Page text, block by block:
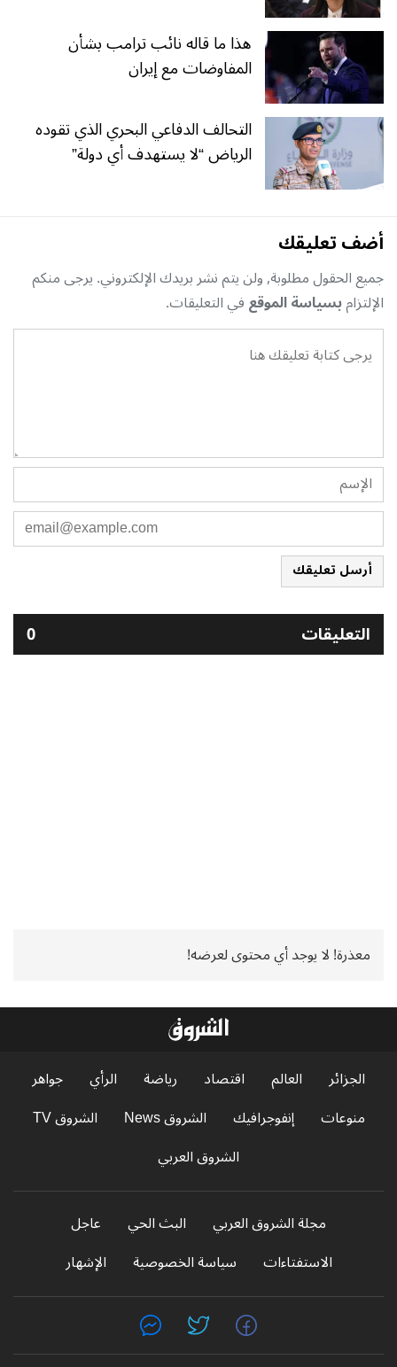
هذا ما قاله نائب ترامب بشأن
المفاوضات مع إيران
التحالف الدفاعي البحري الذي تقوده
الرياض “لا يستهدف أي دولة”
أضف تعليقك
جميع الحقول مطلوبة, ولن يتم نشر بريدك الإلكتروني. يرجى منكم
الإلتزامبسياسة الموقعفي التعليقات.
أرسل تعليقك
التعليقات 0
معذرة! لا يوجد أي محتوى لعرضه!
الجزائر العالم اقتصاد رياضة الرأي
جواهر
منوعات
إنفوجرافيك الشروق News
الشروق TV
الشروق العربي
مجلة الشروق العربي البث الحي
عاجل
الاستفتاءات
سياسة الخصوصية الإشهار